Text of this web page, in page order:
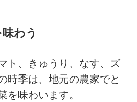
わう
ト、きゅうり、なす、ズ
季は、地元の農家でと
を味わいます。